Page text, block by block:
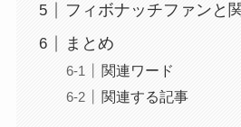
フィボナッチファンと
まとめ
関連ワード
関連する記事